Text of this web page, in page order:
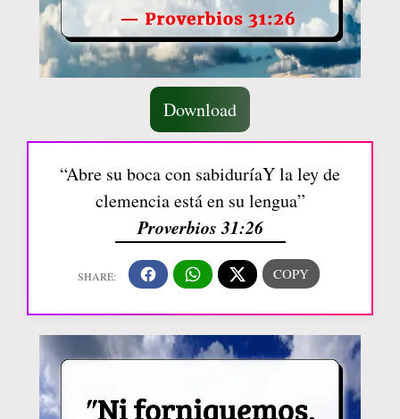
Download
“Abre su boca con sabiduríaY la ley de
clemencia está en su lengua”
Proverbios 31:26